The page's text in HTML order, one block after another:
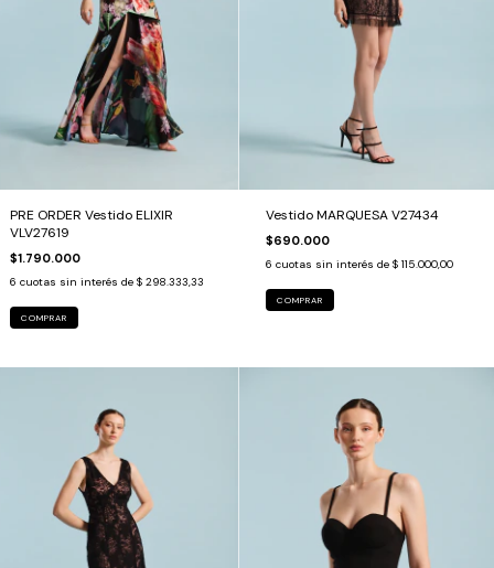
PRE ORDER Vestido ELIXIR
VLV27619
$1.790.000
6 cuotas sin interés de $ 298.333,33
COMPRAR
Vestido MARQUESA V27434
$690.000
6 cuotas sin interés de $ 115.000,00
COMPRAR